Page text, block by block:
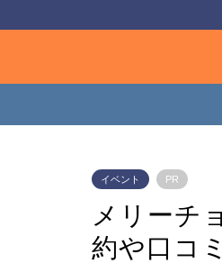
イベント PR
メリーチ
約や口コ